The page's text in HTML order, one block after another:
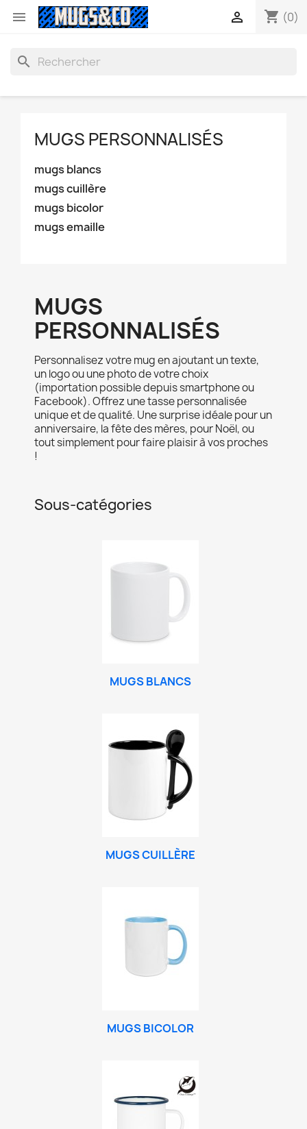
 shopping_cart (0)

search
MUGS PERSONNALISÉS
mugs blancs
mugs cuillère
mugs bicolor
mugs emaille
MUGS
PERSONNALISÉS
Personnalisez votre mug en ajoutant un texte,
un logo ou une photo de votre choix
(importation possible depuis smartphone ou
Facebook). Offrez une tasse personnalisée
unique et de qualité. Une surprise idéale pour un
anniversaire, la fête des mères, pour Noël, ou
tout simplement pour faire plaisir à vos proches
!
Sous-catégories
MUGS BLANCS
MUGS CUILLÈRE
MUGS BICOLOR